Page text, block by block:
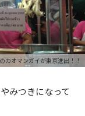
カオマンガイが東京進出！！
みつきになって